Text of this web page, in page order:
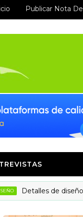
Publicar Nota
de diseño: la